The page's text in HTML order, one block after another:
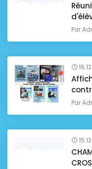
Par
Par